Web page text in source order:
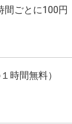
間ごとに100円
時間無料）